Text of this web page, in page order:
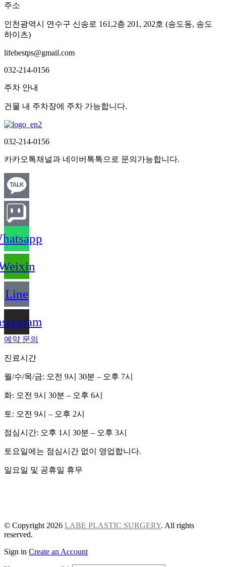
주소
인천광역시 연수구 신송로 161,2층 201, 202호 (송도동, 송도
하이츠)
lifebestps@gmail.com
032-214-0156
주차 안내
건물 내 주차장에 주차 가능합니다.
032-214-0156
카카오톡채널과 네이버톡톡으로 문의가능합니다.
Line
예약 문의
진료시간
월/수/목/금: 오전 9시 30분 – 오후 7시
화: 오전 9시 30분 – 오후 6시
토: 오전 9시 – 오후 2시
점심시간: 오후 1시 30분 – 오후 3시
토요일에는 점심시간 없이 영업합니다.
일요일 및 공휴일 휴무
© Copyright 2026 LABE PLASTIC SURGERY. All rights
reserved.
Sign in Create an Account